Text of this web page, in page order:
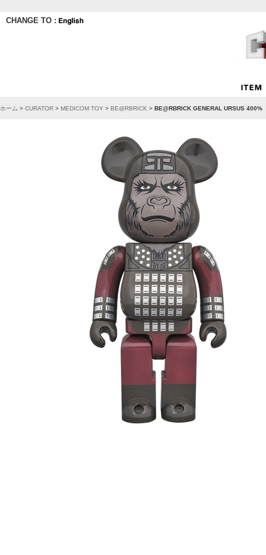
CHANGE TO :
ホーム > CURATOR > MEDICOM TOY > BE@RBRICK > BE@RBRICK GENERAL URSUS 400%